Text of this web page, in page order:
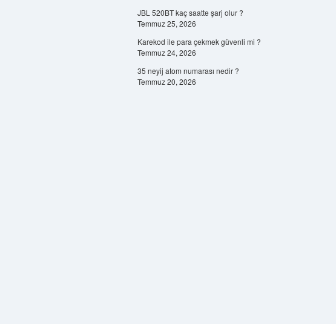
JBL 520BT kaç saatte şarj olur ?
Temmuz 25, 2026
Karekod ile para çekmek güvenli mi ?
Temmuz 24, 2026
35 neyij atom numarası nedir ?
Temmuz 20, 2026